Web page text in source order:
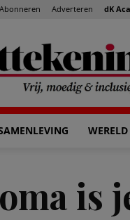
Abonneren Adverteren dK
WERELD
is